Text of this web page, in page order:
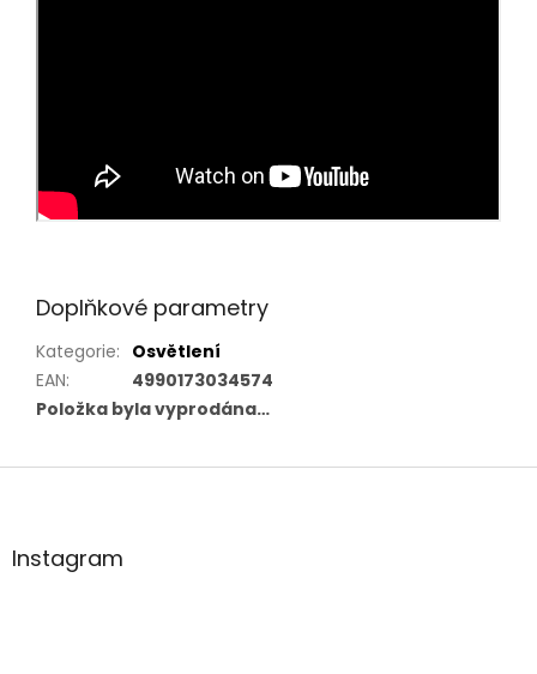
Doplňkové parametry
Kategorie: Osvětlení
EAN:
4990173034574
Položka byla vyprodána…
Z
aInstagram